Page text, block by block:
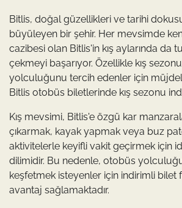
Bitlis, doğal güzellikleri ve tarihi
büyüleyen bir şehir. Her mevsimde
cazibesi olan Bitlis'in kış aylarında da
çekmeyi başarıyor. Özellikle kış
yolculuğunu tercih edenler için
Bitlis otobüs biletlerinde kış sezonu
Kış mevsimi, Bitlis'e özgü kar
çıkarmak, kayak yapmak veya buz
aktivitelerle keyifli vakit geçirmek için
dilimidir. Bu nedenle, otobüs
keşfetmek isteyenler için indirimli bilet
avantaj sağlamaktadır.